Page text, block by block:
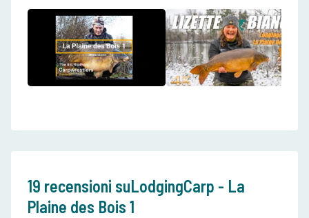
19 recensioni suLodgingCarp - La
Plaine des Bois 1